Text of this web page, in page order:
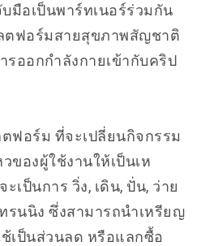
บมือเป็นพาร์ทเนอร์ร่วมกัน
ลตฟอร์มสายสุขภาพสัญชาติ
รออกกำลังกายเข้ากับคริป
ตฟอร์ม ที่จะเปลี่ยนกิจกรรม
ของผู้ใช้งานให้เป็นเห
เป็นการ วิ่ง, เดิน, ปั่น, ว่าย
ทรนนิง ซึ่งสามารถนำเหรียญ
เป็นส่วนลด หรือแลกซื้อ